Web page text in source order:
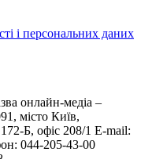
і персональних даних
онлайн-медіа –
місто Київ,
Б, офіс 208/1 E-mail:
044-205-43-00